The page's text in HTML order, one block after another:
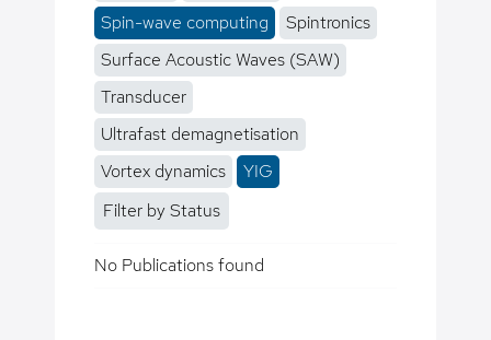
Spin-wave computing
Spintronics
Surface Acoustic Waves (SAW)
Transducer
Ultrafast demagnetisation
Vortex dynamics
YIG
Filter by Status
No Publications found